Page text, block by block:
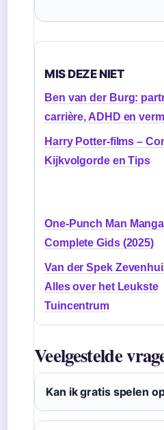
MIS DEZE NIET
Ben van der Burg:
carrière, ADHD en
Harry Potter-films –
Kijkvolgorde en Tips
One-Punch Man
Complete Gids (2025)
Van der Spek
Alles over het Leukste
Tuincentrum
Veelgestelde
Kan ik gratis spelen